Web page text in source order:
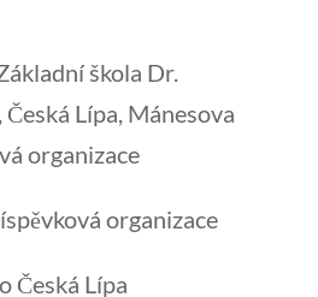
škola Dr.
Lípa, Mánesova
organizace
organizace
Česká Lípa